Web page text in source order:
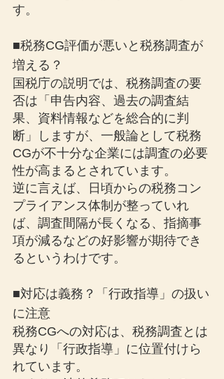
す。
■税務CG評価が悪いと税務調査が
増える？
国税庁の説明では、税務調査の要
否は「申告内容、過去の調査結
果、資料情報などを総合的に判
断」しますが、一般論として税務
CGが不十分な企業には調査の必要
性が高まるとされています。
逆に言えば、日頃からの税務コン
プライアンス体制が整っていれ
ば、調査間隔が長くなる、指摘事
項が減るなどの好影響が期待でき
るというわけです。
■対応は義務？「行政指導」の扱い
に注意
税務CGへの対応は、税務調査とは
異なり「行政指導」に位置付けら
れています。